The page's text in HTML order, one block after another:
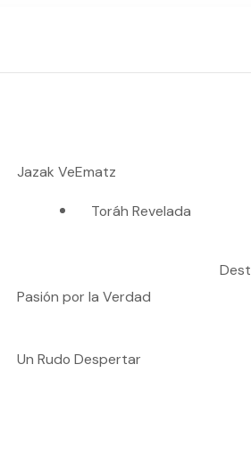
Jazak VeEmatz
Toráh Revelada
Pasión por la Verdad
Un Rudo Despertar